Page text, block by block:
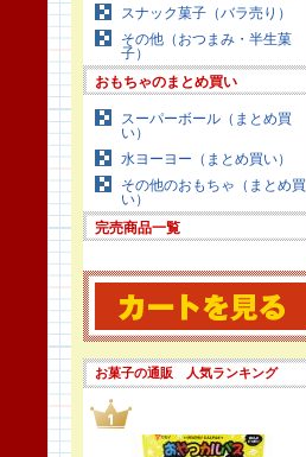
スナック菓子（バラ売り）
その他（おつまみ・半生菓
子）
おもちゃのまとめ買い
スーパーボール（まとめ買
い）
水ヨーヨー（まとめ買い）
その他のおもちゃ（まとめ買
い）
完売商品一覧
お菓子の通販 人気ランキング